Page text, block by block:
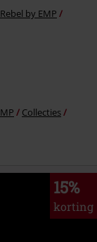
by EMP
Collecties
15%
korting